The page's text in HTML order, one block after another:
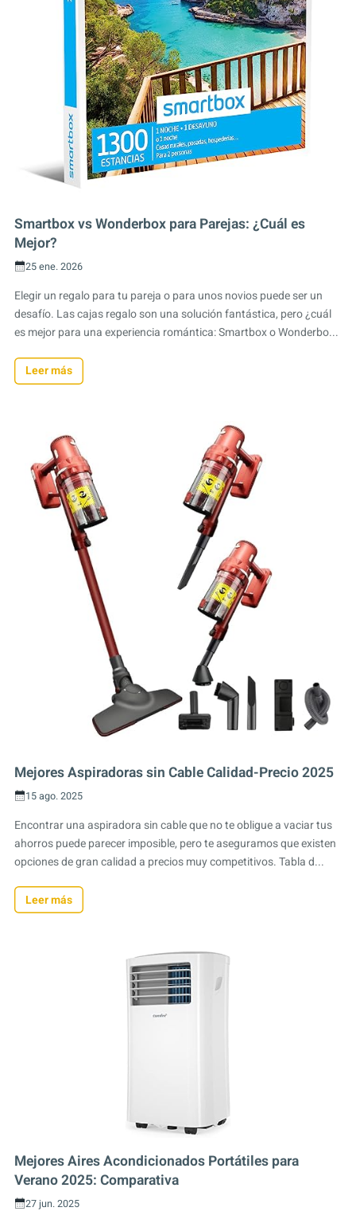
Smartbox vs Wonderbox para Parejas: ¿Cuál es
Mejor?
25 ene. 2026
Elegir un regalo para tu pareja o para unos novios puede ser un
desafío. Las cajas regalo son una solución fantástica, pero ¿cuál
es mejor para una experiencia romántica: Smartbox o Wonderbo...
Leer más
Mejores Aspiradoras sin Cable Calidad-Precio 2025
15 ago. 2025
Encontrar una aspiradora sin cable que no te obligue a vaciar tus
ahorros puede parecer imposible, pero te aseguramos que existen
opciones de gran calidad a precios muy competitivos. Tabla d...
Leer más
Mejores Aires Acondicionados Portátiles para
Verano 2025: Comparativa
27 jun. 2025